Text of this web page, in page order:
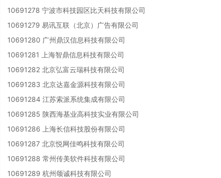
10691278 宁波市科技园区比天科技有限公司
10691279 易讯互联（北京）广告有限公司
10691280 广州鼎汉信息科技有限公司
10691281 上海智鼎信息科技有限公司
10691282 北京弘富云瑞科技有限公司
10691283 北京达嘉金源科技有限公司
10691284 江苏索派系统集成有限公司
10691285 陕西海基业高科技实业有限公司
10691286 上海长信科技股份有限公司
10691287 北京悦网佳鸣科技有限公司
10691288 常州传美软件科技有限公司
10691289 杭州颂诚科技有限公司